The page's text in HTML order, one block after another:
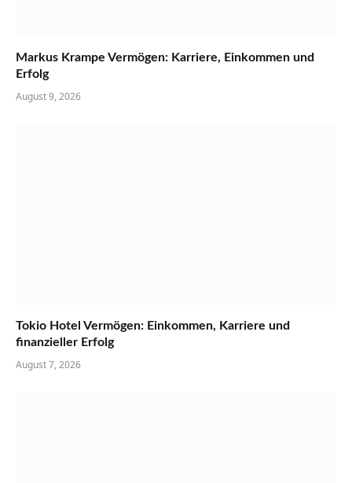
Markus Krampe Vermögen: Karriere, Einkommen und
Erfolg
August 9, 2026
Tokio Hotel Vermögen: Einkommen, Karriere und
finanzieller Erfolg
August 7, 2026